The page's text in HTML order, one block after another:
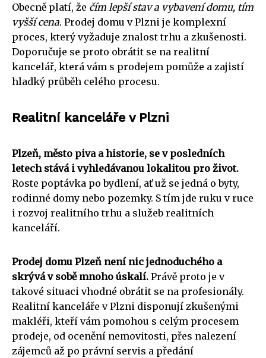
Obecně platí, že čím lepší stav a vybavení domu, tím
vyšší cena. Prodej domu v Plzni je komplexní
proces, který vyžaduje znalost trhu a zkušenosti.
Doporučuje se proto obrátit se na realitní
kancelář, která vám s prodejem pomůže a zajistí
hladký průběh celého procesu.
Realitní kanceláře v Plzni
Plzeň, město piva a historie, se v posledních
letech stává i vyhledávanou lokalitou pro život.
Roste poptávka po bydlení, ať už se jedná o byty,
rodinné domy nebo pozemky. S tím jde ruku v ruce
i rozvoj realitního trhu a služeb realitních
kanceláří.
Prodej domu Plzeň není nic jednoduchého a
skrývá v sobě mnoho úskalí. Právě proto je v
takové situaci vhodné obrátit se na profesionály.
Realitní kanceláře v Plzni disponují zkušenými
makléři, kteří vám pomohou s celým procesem
prodeje, od ocenění nemovitosti, přes nalezení
zájemců až po právní servis a předání